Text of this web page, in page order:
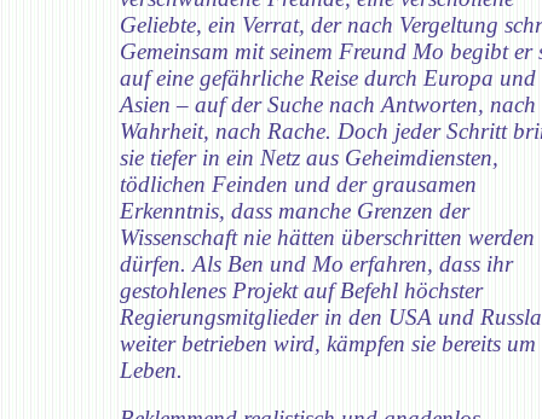
Geliebte, ein Verrat, der nach Vergeltung
Gemeinsam mit seinem Freund Mo begibt er
auf eine gefährliche Reise durch Europa und
Asien – auf der Suche nach Antworten, nach
Wahrheit, nach Rache. Doch jeder Schritt
sie tiefer in ein Netz aus Geheimdiensten,
tödlichen Feinden und der grausamen
Erkenntnis, dass manche Grenzen der
Wissenschaft nie hätten überschritten werden
dürfen. Als Ben und Mo erfahren, dass ihr
gestohlenes Projekt auf Befehl höchster
Regierungsmitglieder in den USA und
weiter betrieben wird, kämpfen sie bereits
Leben.